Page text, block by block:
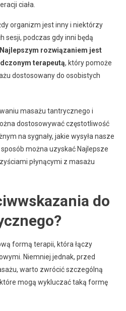
ciała.
organizm jest inny i niektórzy
sesji, podczas gdy inni będą
Najlepszym rozwiązaniem jest
terapeutą, który pomoże
dostosowany do osobistych
masażu tantrycznego i
dostosowywać częstotliwość
na sygnały, jakie wysyła nasze
można uzyskać Najlepsze
płynącymi z masażu
do
formą terapii, która łączy
Niemniej jednak, przed
warto zwrócić szczególną
mogą wykluczać taką formę